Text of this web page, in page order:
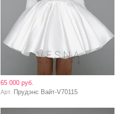
65 000 руб.
Арт. Прудэнс Вайт-V70115